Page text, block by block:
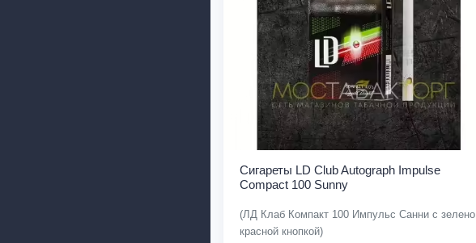
Сигареты LD Club Autograph Impulse
Compact 100 Sunny
(ЛД Клаб Компакт 100 Импульс Санни с зелено
красной кнопкой)